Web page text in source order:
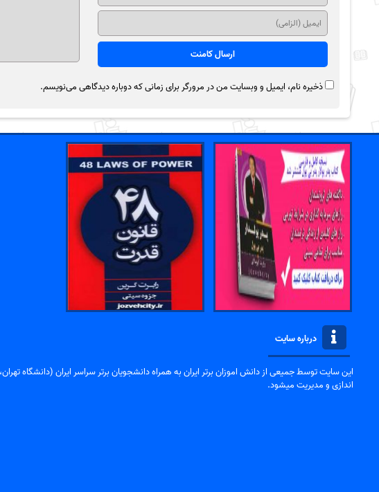
ذخیره نام، ایمیل و وبسایت من در مرورگر برای زمانی که دوباره دیدگاهی می‌نویسم.
درباره سایت
این سایت توسط جمیعی از دانش اموزان برتر ایران به همراه دانشجویان برتر سراسر ایران (دانشگاه
اندازی و مدیریت میشود.